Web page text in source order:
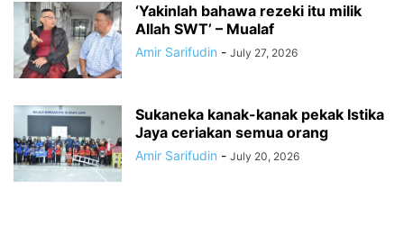
‘Yakinlah bahawa rezeki itu milik
Allah SWT’ – Mualaf
Amir Sarifudin - July 27, 2026
Sukaneka kanak-kanak pekak Istika
Jaya ceriakan semua orang
Amir Sarifudin - July 20, 2026